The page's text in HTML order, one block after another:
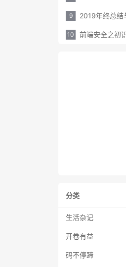
9 2019年终总
10 前端安全之初
分类
生活杂记
开卷有益
码不停蹄